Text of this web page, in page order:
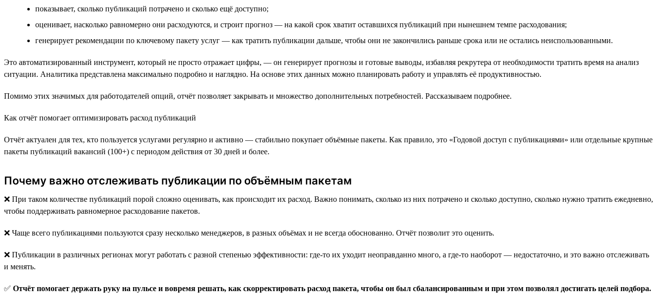
показывает, сколько публикаций потрачено и сколько ещё доступно;
оценивает, насколько равномерно они расходуются, и строит прогноз — на какой срок хватит оставшихся публикаций при нынешнем темпе расходования;
генерирует рекомендации по ключевому пакету услуг — как тратить публикации дальше, чтобы они не закончились раньше срока или не остались неиспользованными.
Это автоматизированный инструмент, который не просто отражает цифры, — он генерирует прогнозы и готовые выводы, избавляя рекрутера от необходимости тратить время на анализ
ситуации. Аналитика представлена максимально подробно и наглядно. На основе этих данных можно планировать работу и управлять её продуктивностью.
Помимо этих значимых для работодателей опций, отчёт позволяет закрывать и множество дополнительных потребностей. Рассказываем подробнее.
Как отчёт помогает оптимизировать расход публикаций
Отчёт актуален для тех, кто пользуется услугами регулярно и активно — стабильно покупает объёмные пакеты. Как правило, это «Годовой доступ с публикациями» или отдельные крупные
пакеты публикаций вакансий (100+) с периодом действия от 30 дней и более.
Почему важно отслеживать публикации по объёмным пакетам
❌ При таком количестве публикаций порой сложно оценивать, как происходит их расход. Важно понимать, сколько из них потрачено и сколько доступно, сколько нужно тратить ежедневно,
чтобы поддерживать равномерное расходование пакетов.
❌ Чаще всего публикациями пользуются сразу несколько менеджеров, в разных объёмах и не всегда обоснованно. Отчёт позволит это оценить.
❌ Публикации в различных регионах могут работать с разной степенью эффективности: где-то их уходит неоправданно много, а где-то наоборот — недостаточно, и это важно отслеживать
и менять.
✅ Отчёт помогает держать руку на пульсе и вовремя решать, как скорректировать расход пакета, чтобы он был сбалансированным и при этом позволял достигать целей подбора.